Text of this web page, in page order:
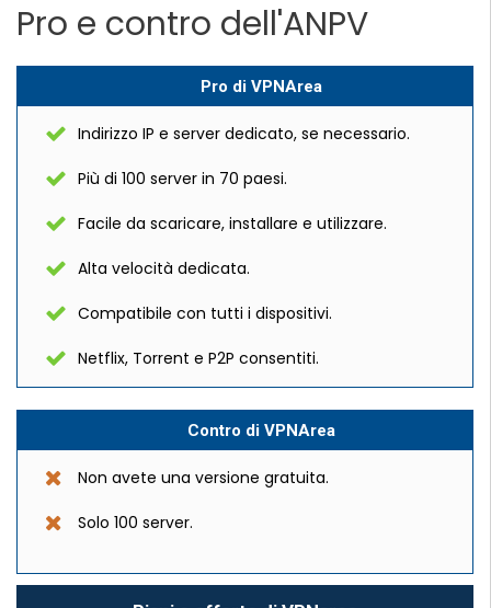
Pro e contro dell'ANPV
Pro di VPNArea
Indirizzo IP e server dedicato, se necessario.
Più di 100 server in 70 paesi.
Facile da scaricare, installare e utilizzare.
Alta velocità dedicata.
Compatibile con tutti i dispositivi.
Netflix, Torrent e P2P consentiti.
Contro di VPNArea
Non avete una versione gratuita.
Solo 100 server.